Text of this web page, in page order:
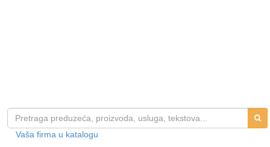
Vaša firma u katalogu